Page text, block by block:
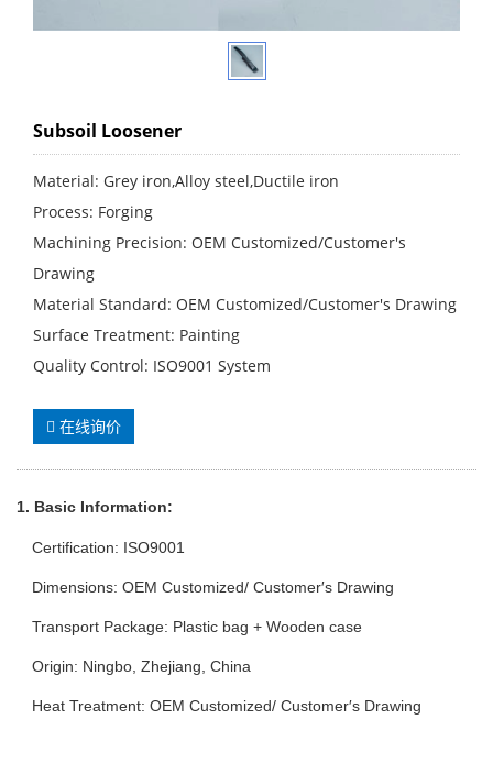
Subsoil Loosener
Material: Grey iron,Alloy steel,Ductile iron
Process: Forging
Machining Precision: OEM Customized/Customer′s
Drawing
Material Standard: OEM Customized/Customer′s Drawing
Surface Treatment: Painting
Quality Control: ISO9001 System
在线询价
1. Basic Information:
Certification: ISO9001
Dimensions: OEM Customized/ Customer′s Drawing
Transport Package: Plastic bag + Wooden case
Origin: Ningbo, Zhejiang, China
Heat Treatment: OEM Customized/ Customer′s Drawing